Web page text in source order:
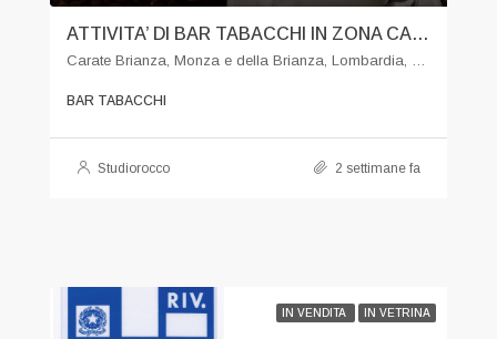
ATTIVITA’ DI BAR TABACCHI IN ZONA CARATE BRIANZA
BAR TABACCHI
Studiorocco 2 settimane fa
IN VENDITA IN VETRINA